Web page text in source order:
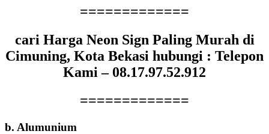
=============
cari Harga Neon Sign Paling Murah di
Cimuning, Kota Bekasi hubungi : Telepon
Kami – 08.17.97.52.912
=============
b. Alumunium